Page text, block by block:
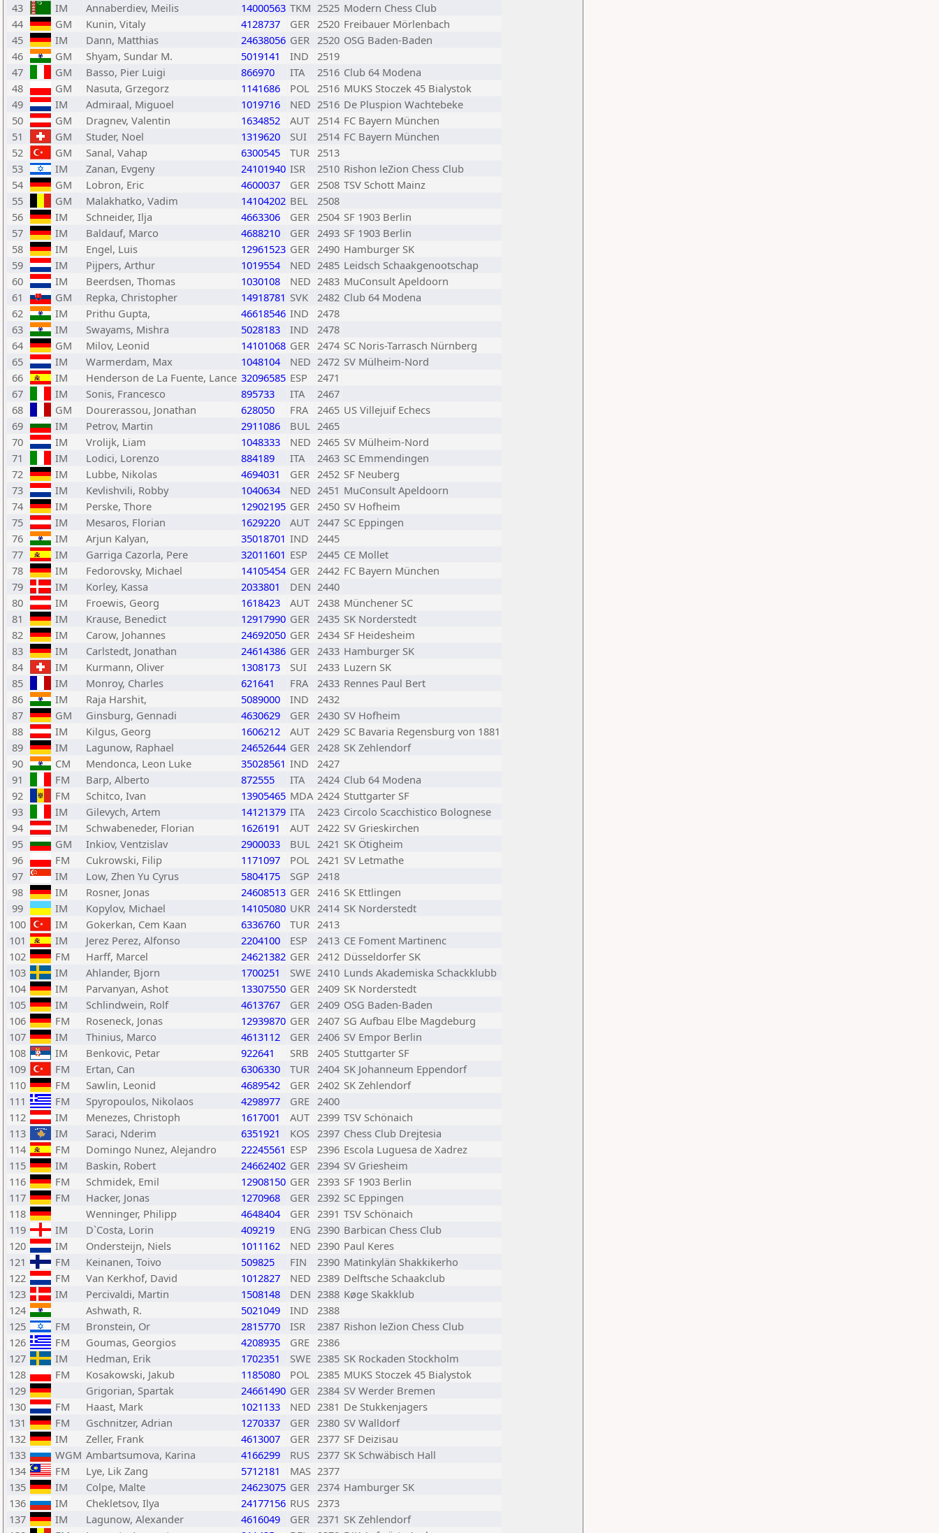
43
IM Annaberdiev, Meilis 14000563 TKM 2525 Modern Chess Club
44
GM Kunin, Vitaly 4128737 GER 2520 Freibauer Mörlenbach
45
IM Dann, Matthias 24638056 GER 2520 OSG Baden-Baden
46
GM Shyam, Sundar M. 5019141 IND
2519
47
GM Basso, Pier Luigi 866970 ITA 2516 Club 64 Modena
48
GM Nasuta, Grzegorz 1141686 POL 2516 MUKS Stoczek 45 Bialystok
49
IM Admiraal, Miguoel 1019716 NED 2516 De Pluspion Wachtebeke
50
GM Dragnev, Valentin 1634852 AUT 2514 FC Bayern München
51
GM Studer, Noel 1319620 SUI 2514 FC Bayern München
52
GM Sanal, Vahap 6300545 TUR 2513
53
IM Zanan, Evgeny 24101940 ISR 2510 Rishon leZion Chess Club
54
GM Lobron, Eric 4600037 GER 2508 TSV Schott Mainz
55
GM Malakhatko, Vadim 14104202 BEL
2508
56
IM Schneider, Ilja 4663306 GER 2504 SF 1903 Berlin
57
IM Baldauf, Marco 4688210 GER 2493 SF 1903 Berlin
58
IM Engel, Luis 12961523 GER 2490 Hamburger SK
59
IM Pijpers, Arthur 1019554 NED 2485 Leidsch Schaakgenootschap
60
IM Beerdsen, Thomas 1030108 NED 2483 MuConsult Apeldoorn
61
GM Repka, Christopher 14918781 SVK 2482 Club 64 Modena
62
IM Prithu Gupta, 46618546 IND
2478
63
IM Swayams, Mishra 5028183 IND
2478
64
GM Milov, Leonid 14101068 GER 2474 SC Noris-Tarrasch Nürnberg
65
IM Warmerdam, Max 1048104 NED 2472 SV Mülheim-Nord
66
IM Henderson de La Fuente, Lance 32096585 ESP
2471
67
IM Sonis, Francesco 895733 ITA
2467
68
GM Dourerassou, Jonathan 628050 FRA 2465 US Villejuif Echecs
69
IM Petrov, Martin 2911086 BUL 2465
70
IM Vrolijk, Liam 1048333 NED 2465 SV Mülheim-Nord
71
IM Lodici, Lorenzo 884189 ITA 2463 SC Emmendingen
72
IM Lubbe, Nikolas 4694031 GER 2452 SF Neuberg
73
IM Kevlishvili, Robby 1040634 NED 2451 MuConsult Apeldoorn
74
IM Perske, Thore 12902195 GER 2450 SV Hofheim
75
IM Mesaros, Florian 1629220 AUT 2447 SC Eppingen
76
IM Arjun Kalyan, 35018701 IND
2445
77
IM Garriga Cazorla, Pere 32011601 ESP 2445 CE Mollet
78
IM Fedorovsky, Michael 14105454 GER 2442 FC Bayern München
79
IM Korley, Kassa 2033801 DEN 2440
80
IM Froewis, Georg 1618423 AUT 2438 Münchener SC
81
IM Krause, Benedict 12917990 GER 2435 SK Norderstedt
82
IM Carow, Johannes 24692050 GER 2434 SF Heidesheim
83
IM Carlstedt, Jonathan 24614386 GER 2433 Hamburger SK
84
IM Kurmann, Oliver 1308173 SUI 2433 Luzern SK
85
IM Monroy, Charles 621641 FRA 2433 Rennes Paul Bert
86
IM Raja Harshit, 5089000 IND
2432
87
GM Ginsburg, Gennadi 4630629 GER 2430 SV Hofheim
88
IM Kilgus, Georg 1606212 AUT 2429 SC Bavaria Regensburg von 1881
89
IM Lagunow, Raphael 24652644 GER 2428 SK Zehlendorf
90
CM Mendonca, Leon Luke 35028561 IND
2427
91
FM Barp, Alberto 872555 ITA 2424 Club 64 Modena
92
FM Schitco, Ivan 13905465 MDA 2424 Stuttgarter SF
93
IM Gilevych, Artem 14121379 ITA 2423 Circolo Scacchistico Bolognese
94
IM Schwabeneder, Florian 1626191 AUT 2422 SV Grieskirchen
95
GM Inkiov, Ventzislav 2900033 BUL 2421 SK Ötigheim
96
FM Cukrowski, Filip 1171097 POL 2421 SV Letmathe
97
IM Low, Zhen Yu Cyrus 5804175 SGP 2418
98
IM Rosner, Jonas 24608513 GER 2416 SK Ettlingen
99
IM Kopylov, Michael 14105080 UKR 2414 SK Norderstedt
100
IM Gokerkan, Cem Kaan 6336760 TUR 2413
101
IM Jerez Perez, Alfonso 2204100 ESP 2413 CE Foment Martinenc
102
FM Harff, Marcel 24621382 GER 2412 Düsseldorfer SK
103
IM Ahlander, Bjorn 1700251 SWE 2410 Lunds Akademiska Schackklubb
104
IM Parvanyan, Ashot 13307550 GER 2409 SK Norderstedt
105
IM Schlindwein, Rolf 4613767 GER 2409 OSG Baden-Baden
106
FM Roseneck, Jonas 12939870 GER 2407 SG Aufbau Elbe Magdeburg
107
IM Thinius, Marco 4613112 GER 2406 SV Empor Berlin
108
IM Benkovic, Petar 922641 SRB 2405 Stuttgarter SF
109
FM Ertan, Can 6306330 TUR 2404 SK Johanneum Eppendorf
110
FM Sawlin, Leonid 4689542 GER 2402 SK Zehlendorf
111
FM Spyropoulos, Nikolaos 4298977 GRE 2400
112
IM Menezes, Christoph 1617001 AUT 2399 TSV Schönaich
113
IM Saraci, Nderim 6351921 KOS 2397 Chess Club Drejtesia
114
FM Domingo Nunez, Alejandro 22245561 ESP 2396 Escola Luguesa de Xadrez
115
IM Baskin, Robert 24662402 GER 2394 SV Griesheim
116
FM Schmidek, Emil 12908150 GER 2393 SF 1903 Berlin
117
FM Hacker, Jonas 1270968 GER 2392 SC Eppingen
118
Wenninger, Philipp 4648404 GER 2391 TSV Schönaich
119
IM D`Costa, Lorin 409219 ENG 2390 Barbican Chess Club
120
IM Ondersteijn, Niels 1011162 NED 2390 Paul Keres
121
FM Keinanen, Toivo 509825 FIN 2390 Matinkylän Shakkikerho
122
FM Van Kerkhof, David 1012827 NED 2389 Delftsche Schaakclub
123
IM Percivaldi, Martin 1508148 DEN 2388 Køge Skakklub
124
Ashwath, R. 5021049 IND
2388
125
FM Bronstein, Or 2815770 ISR 2387 Rishon leZion Chess Club
126
FM Goumas, Georgios 4208935 GRE 2386
127
IM Hedman, Erik 1702351 SWE 2385 SK Rockaden Stockholm
128
FM Kosakowski, Jakub 1185080 POL 2385 MUKS Stoczek 45 Bialystok
129
Grigorian, Spartak 24661490 GER 2384 SV Werder Bremen
130
FM Haast, Mark 1021133 NED 2381 De Stukkenjagers
131
FM Gschnitzer, Adrian 1270337 GER 2380 SV Walldorf
132
IM Zeller, Frank 4613007 GER 2377 SF Deizisau
133
WGM Ambartsumova, Karina 4166299 RUS 2377 SK Schwäbisch Hall
134
FM Lye, Lik Zang 5712181 MAS 2377
135
IM Colpe, Malte 24623075 GER 2374 Hamburger SK
136
IM Chekletsov, Ilya 24177156 RUS 2373
137
IM Lagunow, Alexander 4616049 GER 2371 SK Zehlendorf